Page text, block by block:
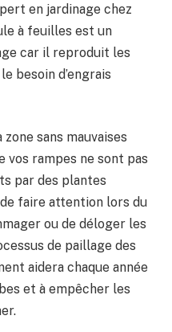
en jardinage chez
à feuilles est un
car il reproduit les
besoin d’engrais
sans mauvaises
vos rampes ne sont pas
par des plantes
faire attention lors du
ou de déloger les
de paillage des
aidera chaque année
et à empêcher les